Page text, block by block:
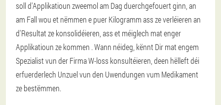
soll d'Applikatioun zweemol am Dag duerchgefouert ginn, an
am Fall wou et nëmmen e puer Kilogramm ass ze verléieren an
d'Resultat ze konsolidéieren, ass et méiglech mat enger
Applikatioun ze kommen . Wann néideg, kënnt Dir mat engem
Spezialist vun der Firma W-loss konsultéieren, deen hëlleft déi
erfuerderlech Unzuel vun den Uwendungen vum Medikament
ze bestëmmen.